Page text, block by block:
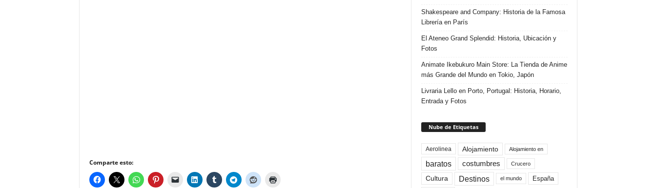
Comparte esto:
Shakespeare and Company: Historia de la Famosa
Librería en París
El Ateneo Grand Splendid: Historia, Ubicación y
Fotos
Animate Ikebukuro Main Store: La Tienda de Anime
más Grande del Mundo en Tokio, Japón
Livraria Lello en Porto, Portugal: Historia, Horario,
Entrada y Fotos
Nube de Etiquetas
Aerolinea Alojamiento Alojamiento en
baratos costumbres Crucero
Cultura Destinos el mundo España